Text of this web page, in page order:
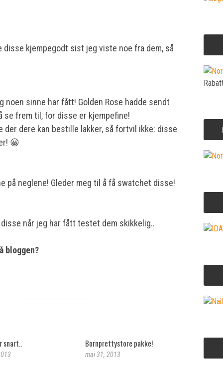
disse kjempegodt sist jeg viste noe fra dem, så
sinne har fått! Golden Rose hadde sendt
se frem til, for disse er kjempefine!
der dere kan bestille lakker, så fortvil ikke: disse
😀
på neglene! Gleder meg til å få swatchet disse!
når jeg har fått testet dem skikkelig..
bloggen?
snart.. Bornprettystore pakke!
mai 31, 2013